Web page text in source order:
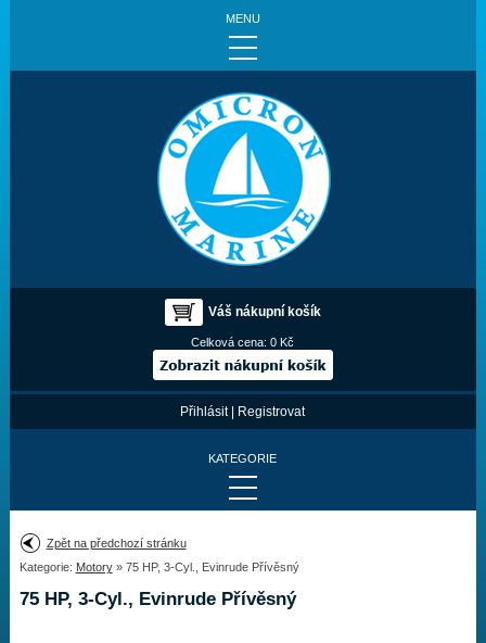
MENU
Váš nákupní košík
Celková cena:0 Kč
Přihlásit| Registrovat
KATEGORIE
Provedení:
Výrobce:
Zpět na předchozí stránku
Kategorie: Motory» 75 HP, 3-Cyl., Evinrude Přívěsný
75 HP, 3-Cyl., Evinrude Přívěsný